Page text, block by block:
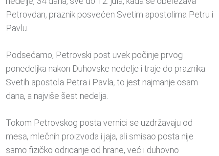
Petrovdan, praznik posvećen Svetim apostolima Petru i
Pavlu.
Podsećamo, Petrovski post uvek počinje prvog
ponedeljka nakon Duhovske nedelje i traje do praznika
Svetih apostola Petra i Pavla, to jest najmanje osam
dana, a najviše šest nedelja.
Tokom Petrovskog posta vernici se uzdržavaju od
mesa, mlečnih proizvoda i jaja, ali smisao posta nije
samo fizičko odricanje od hrane, već i duhovno